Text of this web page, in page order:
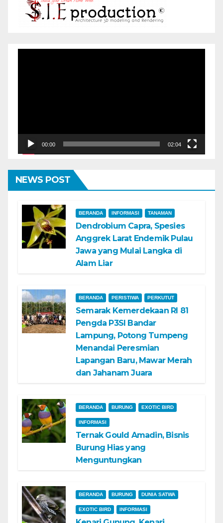
00:00 02:04
NEWS POST
BERANDA INFORMASI TANAMAN
Dendrobium Capra, Spesies
Anggrek Larat Endemik Pulau
Jawa yang Mulai Langka di
Alam Liar
BERANDA PERISTIWA PERKUTUT
Semarak Kemerdekaan RI 81
Pengda P3SI Bandar
Lampung, Potong Tumpeng
Menandai Peresmian
Lapangan Baru, Mawar Merah
dan Jahanam Juara
BERANDA BURUNG EXOTIC BIRD
INFORMASI
Ternak Gould Amadin, Bisnis
Burung Hias yang
Menguntungkan
BERANDA BURUNG DUNIA SATWA
EXOTIC BIRD INFORMASI